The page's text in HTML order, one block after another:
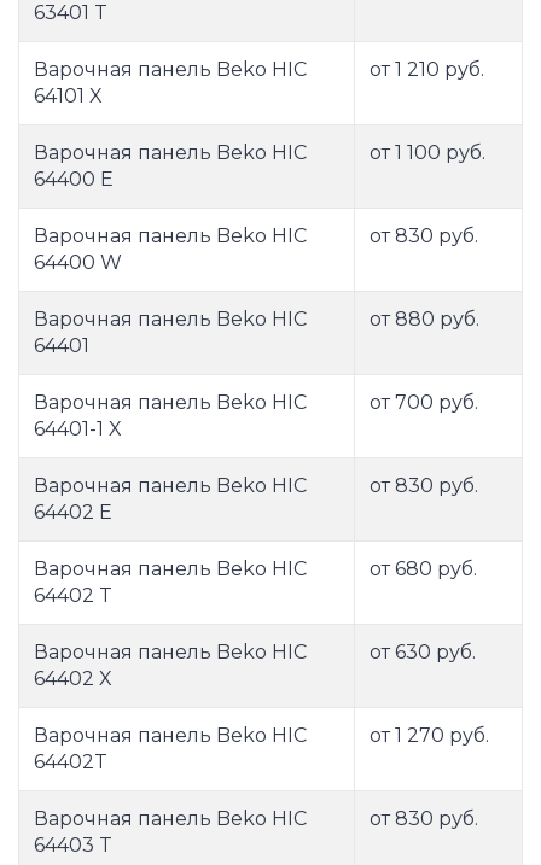
63401 T
Варочная панель Beko HIC
64101 X
от 1 210 руб.
Варочная панель Beko HIC
64400 E
от 1 100 руб.
Варочная панель Beko HIC
64400 W
от 830 руб.
Варочная панель Beko HIC
64401
от 880 руб.
Варочная панель Beko HIC
64401-1 X
от 700 руб.
Варочная панель Beko HIC
64402 E
от 830 руб.
Варочная панель Beko HIC
64402 T
от 680 руб.
Варочная панель Beko HIC
64402 X
от 630 руб.
Варочная панель Beko HIC
64402T
от 1 270 руб.
Варочная панель Beko HIC
64403 T
от 830 руб.